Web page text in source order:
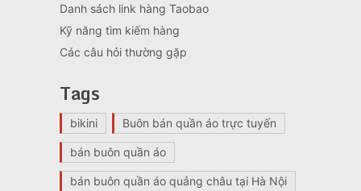
Danh sách link hàng Taobao
Kỹ năng tìm kiếm hàng
Các câu hỏi thường gặp
Tags
bikini Buôn bán quần áo trực tuyến
bán buôn quần áo
bán buôn quần áo quảng châu tại Hà Nội